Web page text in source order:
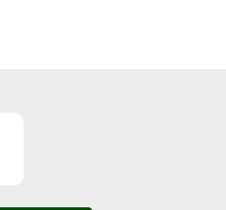
daha pahalı.